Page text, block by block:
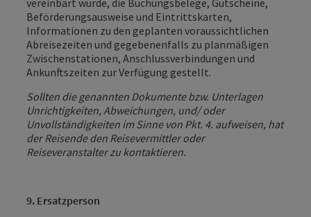
vereinbart wurde, die Buchungsbelege, Gutscheine,
Beförderungsausweise und Eintrittskarten,
Informationen zu den geplanten voraussichtlichen
Abreisezeiten und gegebenenfalls zu planmäßigen
Zwischenstationen, Anschlussverbindungen und
Ankunftszeiten zur Verfügung gestellt.
Sollten die genannten Dokumente bzw. Unterlagen
Unrichtigkeiten, Abweichungen, und/ oder
Unvollständigkeiten im Sinne von Pkt. 4. aufweisen, hat
der Reisende den Reisevermittler oder
Reiseveranstalter zu kontaktieren.
9. Ersatzperson